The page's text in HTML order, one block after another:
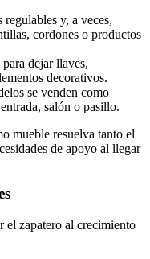
regulables y, a veces,
cordones o productos
para dejar llaves,
decorativos.
se venden como
salón o pasillo.
mueble resuelva tanto el
de apoyo al llegar
el zapatero al crecimiento